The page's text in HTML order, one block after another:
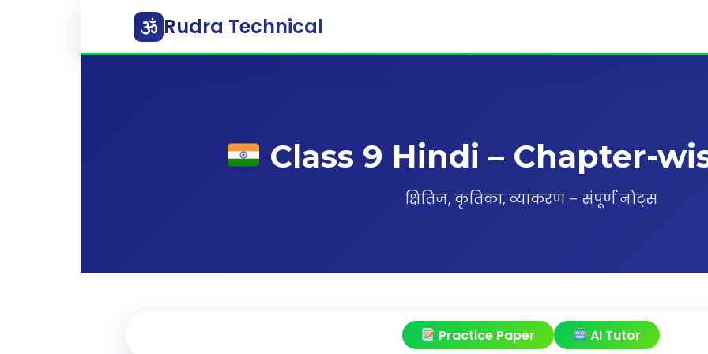
Rudra Technical
Class 9 Hindi – Chapter-
क्षितिज, कृतिका, व्याकरण – संपूर्ण नोट्स
Practice Paper AI Tutor